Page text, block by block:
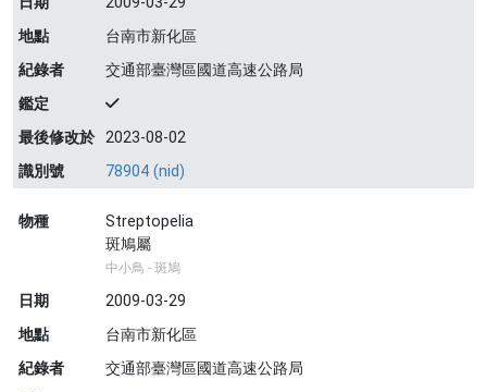
地點
台南市新化區
紀錄者
交通部臺灣區國道高速公路局
鑑定
最後修改於 2023-08-02
識別號
78904 (nid)
物種
Streptopelia
斑鳩屬
中小鳥 - 斑鳩
日期
2009-03-29
地點
台南市新化區
紀錄者
交通部臺灣區國道高速公路局